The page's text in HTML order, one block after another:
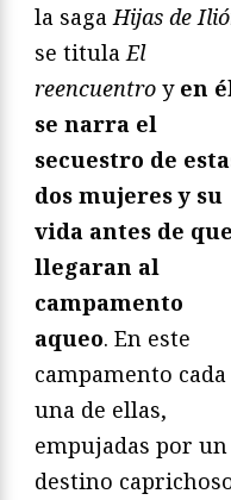
la saga Hijas de
se titula El
reencuentro y en
se narra el
secuestro de
dos mujeres y su
vida antes de que
llegaran al
campamento
aqueo. En este
campamento cada
una de ellas,
empujadas por un
destino